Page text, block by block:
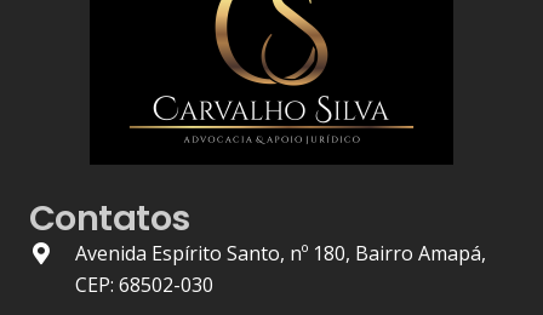
Contatos
Avenida Espírito Santo, nº 180, Bairro Amapá,
CEP: 68502-030